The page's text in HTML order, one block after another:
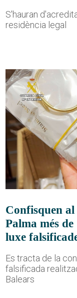
S'hauran
residència legal
Confisquen
Palma més
luxe
Es tracta de la
falsificada
Balears